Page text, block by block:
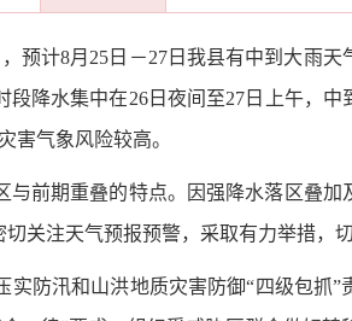
，预计8月25日－27日我县有中到大雨
降水集中在26日夜间至27日上午，
害气象风险较高。
前期重叠的特点。因强降水落区叠
关注天气预报预警，采取有力举措，
实防汛和山洪地质灾害防御“四级包抓”